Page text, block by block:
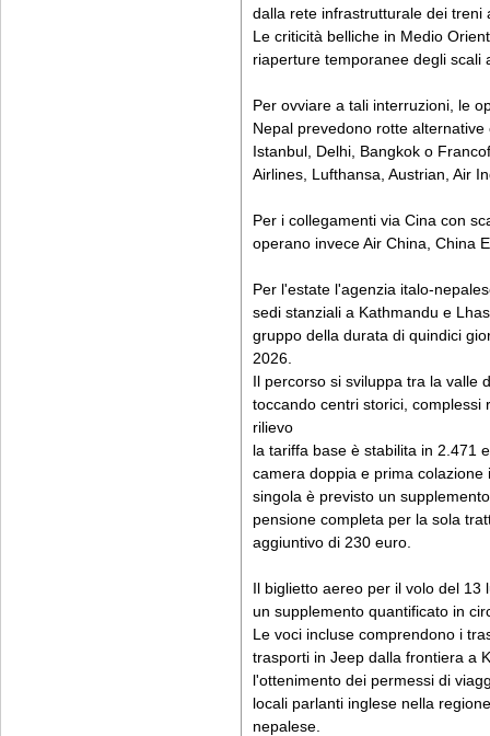
dalla rete infrastrutturale dei treni
Le criticità belliche in Medio
riaperture temporanee degli scali
Per ovviare a tali interruzioni, le
Nepal prevedono rotte
Istanbul, Delhi, Bangkok o
Airlines, Lufthansa, Austrian, Air
Per i collegamenti via Cina con
operano invece Air China, China
Per l'estate l'agenzia italo-
sedi stanziali a Kathmandu e
gruppo della durata di quindici
2026.
Il percorso si sviluppa tra la valle
toccando centri storici, complessi
rilievo
la tariffa base è stabilita in 2.471
camera doppia e prima
singola è previsto un
pensione completa per la sola
aggiuntivo di 230 euro.
Il biglietto aereo per il volo del 13
un supplemento quantificato in
Le voci incluse comprendono i
trasporti in Jeep dalla frontiera a
l'ottenimento dei permessi di
locali parlanti inglese nella
nepalese.